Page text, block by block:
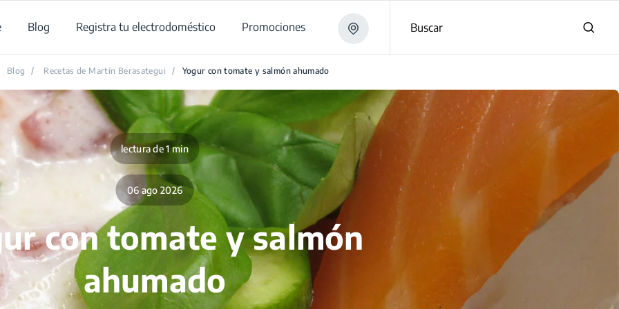
Blog Registra tu electrodoméstico Promociones Buscar
Blog / Recetas de Martín Berasategui / Yogur con tomate y salmón ahumado
lectura de 1 min
06 ago 2026
con tomate y salmón
ahumado